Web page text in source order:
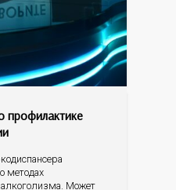
профилактике
методах
Может